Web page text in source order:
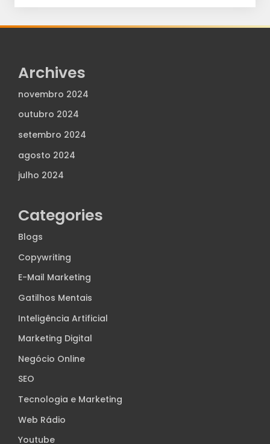
Archives
novembro 2024
outubro 2024
setembro 2024
agosto 2024
julho 2024
Categories
Blogs
Copywriting
E-Mail Marketing
Gatilhos Mentais
Inteligência Artificial
Marketing Digital
Negócio Online
SEO
Tecnologia e Marketing
Web Rádio
Youtube